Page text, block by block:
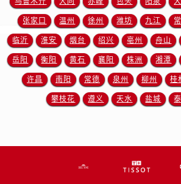
张家口 温州 徐州 潍坊 九江
临沂 淮安 烟台 绍兴 亳州 舟山
岳阳 衡阳 黄石 襄阳 株洲 湘潭
许昌 南阳 常德 泉州 柳州 桂
攀枝花 遵义 天水 盐城